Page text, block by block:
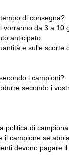
di consegna?
vorranno da 3 a 10
anticipato.
e sulle scorte
i campioni?
secondo i
politica di
il campione se
devono pagare